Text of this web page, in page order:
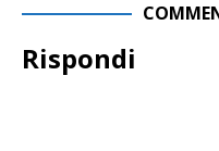
Rispondi